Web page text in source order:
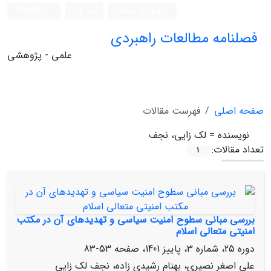
فصلنامه مطالعات راهبردی
علمی - پژوهشی
صفحه اصلی
فهرست مقالات
نویسنده = لک زایی، نجف
تعداد مقالات:
1
بررسی مبانی سطوح امنیت سیاسی و تهدیدهای آن در مکتب
امنیتی متعالی اسلام
دوره 25، شماره 3، پاییز 1401، صفحه
53-83
علی اصغر نصیری، بهنام رشیدی زاده، نجف لک زایی